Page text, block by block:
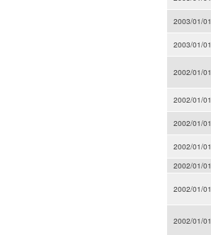
2003/01/01
2003/01/01
2002/01/01
2002/01/01
2002/01/01
2002/01/01
2002/01/01
2002/01/01
2002/01/01